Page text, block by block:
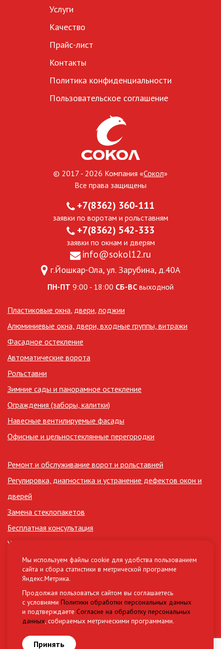
Услуги
Качество
Прайс-лист
Контакты
Политика конфиденциальности
Пользовательское соглашение
© 2017 - 2026 Компания «Сокол»
Все права защищены
+7(8362) 360-111
заявки по воротам и рольставням
+7(8362) 542-333
заявки по окнам и дверям
info@sokol12.ru
г.Йошкар-Ола, ул. Зарубина, д.40А
ПН-ПТ 9:00 - 18:00 СБ-ВС выходной
Пластиковые окна, двери,лоджии
Алюминиевые окна, двери, входные группы, витражи
Фасадное остекление
Автоматические ворота
Рольставни
Зимние сады и панорамное остекление
Ограждения (заборы, калитки)
Навесные вентилируемые фасады
Офисные и цельностеклянные перегородки
Ремонт и обслуживание ворот и рольставней
Регулировка, диагностика и устранение дефектов окон и
дверей
Замена стеклопакетов
Бесплатная консультация
Утепление лоджий
Сертификаты
Нормативные документы (СНиП, ГОСТ)
Материалы и комплектующие
Разработка сайта
Овикс Медиа Груп
Мы используем файлы cookie для удобства пользованием
сайта и сбора статистики в метрической программе
Яндекс.Метрика.
Продолжая пользоваться сайтом вы соглашаетесь
с условиями Политики обработки персональных данных
и подтверждаете Согласие на обработку персональных
данных, собираемых метрическими программами.
Принять